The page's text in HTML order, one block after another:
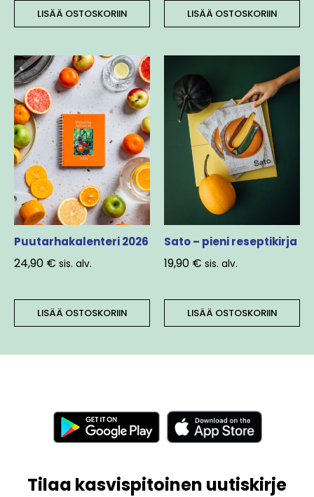
LISÄÄ OSTOSKORIIN LISÄÄ OSTOSKORIIN
Puutarhakalenteri 2026
24,90 € sis. alv.
LISÄÄ OSTOSKORIIN
Sato – pieni reseptikirja
19,90 € sis. alv.
LISÄÄ OSTOSKORIIN
Tilaa kasvispitoinen uutiskirje